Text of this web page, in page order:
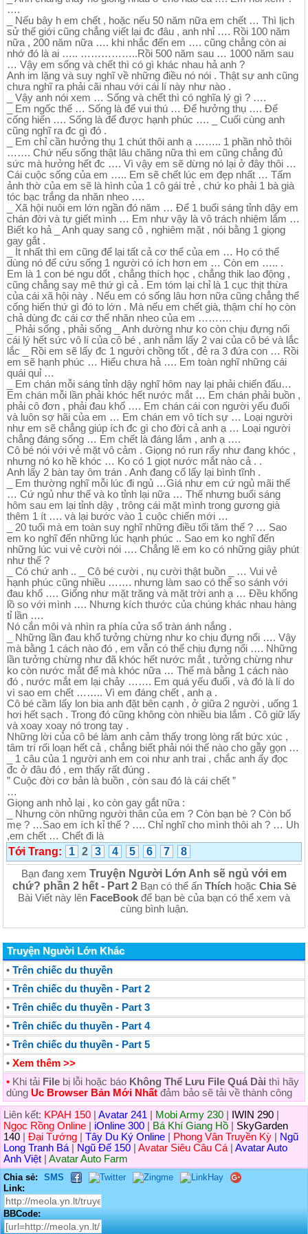
….
_ Nếu bây h em chết , hoặc nếu 50 năm nữa em chết … Thì lịch
sử thế giới cũng chẳng viết lại đc đâu , anh nhỉ …. Rồi 100 năm
nữa , 200 năm nữa …. khi nhắc đến em …. cũng chẳng còn ai
nhớ đó là ai ….. ……………..Rồi 500 năm sau … 1000 năm sau
… Vậy em sống và chết thì có gì khác nhau hả anh ?
Anh im lặng và suy nghĩ về những điều nó nói . Thật sự anh cũng
chưa nghĩ ra phải cãi nhau với cái lí này như nào .
_ Vậy anh nói xem … Sống và chết thì có nghĩa lý gì ? ….
_ Em ngốc thế … Sống là để vui thú … Để hưởng thụ …. Để
cống hiến …. Sống là để được hạnh phúc …. _ Cuối cùng anh
cũng nghĩ ra đc gì đó .
_ Em chỉ cần hưởng thụ 1 chút thôi anh ạ …….. 1 phần nhỏ thôi
……. Chứ nếu sống thật lâu chăng nữa thì em cũng chẳng đủ
sức mà hưởng hết đc …. Vì vậy em sẽ dừng nó lại ở đây thôi …
Cái cuộc sống của em ….. Em sẽ chết lúc em đẹp nhất … Tấm
ảnh thờ của em sẽ là hình của 1 cô gái trẻ , chứ ko phải 1 bà già
tóc bạc trắng da nhăn nheo ….
_ Xã hội nuôi em lớn ngần đó năm … Để 1 buổi sáng tỉnh dậy em
chán đời và tự giết mình … Em như vậy là vô trách nhiệm lắm …
Biết ko hả _ Anh quay sang cô , nghiêm mặt , nói bằng 1 giọng
gay gắt .
_ Ít nhất thì em cũng để lại tất cả cơ thể của em … Họ có thể
dùng nó để cứu sống 1 người có ích hơn em … Còn em ….. .
Em là 1 con bé ngu dốt , chẳng thích học , chẳng thik lao động ,
cũng chẳng say mê thứ gì cả . Em tóm lại chỉ là 1 cục thịt thừa
của cái xã hội này . Nếu em có sống lâu hơn nữa cũng chẳng thể
cống hiến thứ gì đó to lớn . Mà nếu em chết già, thậm chí họ còn
chả dùng đc cái cơ thể nhăn nheo của em ……….
_ Phải sống , phải sống _ Anh dường như ko còn chịu đựng nổi
cái lý hết sức vô lí của cô bé , anh nắm lấy 2 vai của cô bé và lắc
lắc _ Rồi em sẽ lấy đc 1 người chồng tốt , đẻ ra 3 đứa con … Rồi
em sẽ hạnh phúc … Hiểu chưa hả …. Em toàn nghĩ những cái
quái quỉ …
_ Em chán mỗi sáng tỉnh dậy nghĩ hôm nay lại phải chiến đấu…
Em chán mỗi lần phải khóc hết nước mắt … Em chán phải buồn ,
phải cô đơn , phải đau khổ …. Em chán cái con người yếu đuối
và luôn sợ hãi của em … Em chán em vô tích sự … Loại người
như em sẽ chẳng giúp ích đc gì cho đời cả anh ạ … Loại người
chẳng đáng sống … Em chết là đáng lắm , anh ạ ….
Cô bé nói với vẻ mặt vô cảm . Giọng nó run rẩy như đang khóc ,
nhưng nó ko hề khóc … Ko có 1 giọt nước mắt nào cả . .
Anh lấy 2 bàn tay ôm trán . Anh đang cố lấy lại bình tĩnh .
_ Em thường nghĩ mỗi lúc đi ngủ …Giá như em cứ ngủ mãi thế
… Cứ ngủ như thế và ko tỉnh lại nữa … Thế nhưng buổi sáng
hôm sau em lại tỉnh dậy , trông cái mặt mình trong gương già
thêm 1 ít …. và lại bước vào 1 cuộc chiến mới …
_ 20 tuổi mà em toàn suy nghĩ những điều tối tăm thế ? … Sao
em ko nghĩ đến những lúc hạnh phúc .. Sao em ko nghĩ đến
những lúc vui vẻ cười nói …. Chẳng lẽ em ko có những giây phút
như thế ?
_ Có chứ anh .. _ Cô bé cười , nụ cười thật buồn _ … Vui vẻ
hạnh phúc cũng nhiều ……. nhưng làm sao có thể so sánh với
đau khổ …. Giống như mặt trăng và mặt trời anh ạ … Đều khổng
lồ so với mình …. Nhưng kích thước của chúng khác nhau hàng
tỉ lần ….
Nó cắn môi và nhìn ra phía cửa sổ tràn ánh nắng .
_ Những lần đau khổ tưởng chừng như ko chịu đựng nổi …. Vậy
mà bằng 1 cách nào đó , em vẫn có thể chịu đựng nổi …. Những
lần tưởng chừng như đã khóc hết nước mắt , tưởng chừng như
ko còn nước mắt để mà khóc nữa … Thế mà bằng 1 cách nào
đó , nước mắt em lại chảy ……. Em quá yếu đuối , và đó là lí do
vì sao em chết …….. Vì em đáng chết , anh ạ .
Cô bé cầm lấy lon bia anh đặt bên cạnh , ở giữa 2 người , uống 1
hơi hết sạch . Trong đó cũng không còn nhiều bia lắm . Cô giữ lấy
và xoay xoay nó trong tay .
Những lời của cô bé làm anh cảm thấy trong lòng rất bức xúc ,
tâm trí rối loạn hết cả , chẳng biết phải nói thế nào cho gẫy gọn …
_ 1 câu của 1 người anh em coi như anh trai , chắc anh ấy đọc
đc ở đâu đó , em thấy rất đúng .
” Cuộc đời cơ bản là buồn , còn sau đó là cái chết ”
…
Giọng anh nhỏ lại , ko còn gay gắt nữa :
_ Nhưng còn những người thân của em ? Còn bạn bè ? Còn bố
mẹ ? …Sao em ích kỉ thế ? …. Chỉ nghĩ cho mình thôi ah ? … Uh
,em chết … Chết đi là
Tới Trang: 1 2 3 4 5 6 7 8
Bạn đang xem Truyện Người Lớn Anh sẽ ngủ với em
chứ? phần 2 hết - Part 2Bạn có thể ấn Thíchhoặc Chia Sẻ
Bài Viết này lên FaceBook để bạn bè của bạn có thể xem và
cùng bình luận.
Truyện Người Lớn Khác
• Trên chiếc du thuyền
• Trên chiếc du thuyền - Part 2
• Trên chiếc du thuyền - Part 3
• Trên chiếc du thuyền - Part 4
• Trên chiếc du thuyền - Part 5
• Xem thêm >>
• Khi tải File bị lỗi hoặc báo Không Thể Lưu File Quá Dài thì hãy
dùng Uc Browser Bản Mới Nhất đảm bảo sẽ tải về thành công
Liên kết: KPAH 150 Avatar 241 Mobi Army 230 IWIN 290
Ngọc Rồng Online
iOnline 300 Bá Khí Giang Hồ
SkyGarden
140
Đại Tướng Tây Du Ký Online Phong Vân Truyền Kỳ
Ngũ
Long Tranh Bá
Ngũ Đế 150 Avatar Siêu Câu Cá
Avatar Auto
Anh Việt
Avatar Auto Farm
Chia sẻ:
SMS
Link:
BBCode: